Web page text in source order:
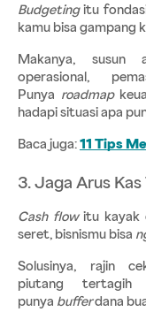
Budgeting itu
kamu bisa gampang
Makanya, susun
operasional,
Punya roadmap
hadapi situasi apa
Baca juga:11 Tips
3. Jaga Arus
Cash flow itu kayak
seret, bisnismu bisa
Solusinya, rajin
piutang
punya buffer dana